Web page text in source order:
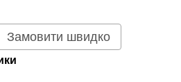
Замовити швидко